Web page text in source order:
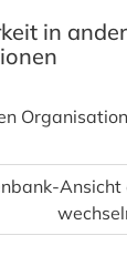
in